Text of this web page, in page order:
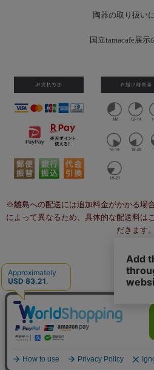
陶器の取り扱い
国立tamacafe展示
※離島への配送には追加料金がかかる場
によって異なるため、具体的な配送料は
だきます。